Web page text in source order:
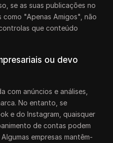
se as suas publicações no
"Apenas Amigos", não
que conteúdo
ou devo
com anúncios e análises,
No entanto, se
e do Instagram, quaisquer
de contas podem
empresas mantêm-